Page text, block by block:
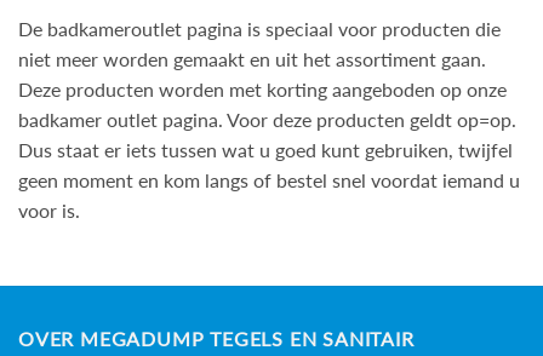
De badkameroutlet pagina is speciaal voor producten die
niet meer worden gemaakt en uit het assortiment gaan.
Deze producten worden met korting aangeboden op onze
badkamer outlet pagina. Voor deze producten geldt op=op.
Dus staat er iets tussen wat u goed kunt gebruiken, twijfel
geen moment en kom langs of bestel snel voordat iemand u
voor is.
OVER MEGADUMP TEGELS EN SANITAIR